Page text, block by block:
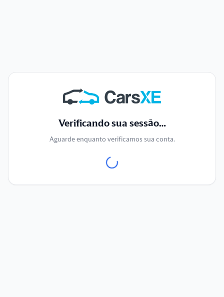
Verificando sua sessão…
Aguarde enquanto verificamos sua conta.